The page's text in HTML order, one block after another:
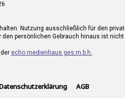
Nutzung ausschließlich für den
den persönlichen Gebrauch hinaus ist
echo medienhaus ges.m.b.h.
AGB